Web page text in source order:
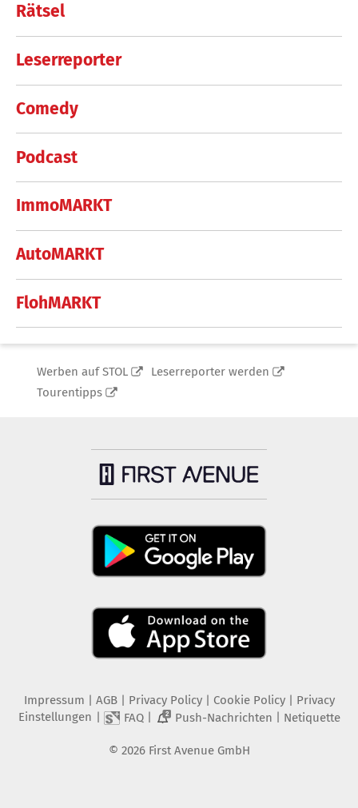
Rätsel
Leserreporter
Comedy
Podcast
ImmoMARKT
AutoMARKT
FlohMARKT
Werben auf STOL
Leserreporter werden
Tourentipps
Impressum AGB Privacy Policy| Cookie Policy| Privacy
Einstellungen
FAQ| 2 Push-Nachrichten Netiquette
© 2026 First Avenue GmbH